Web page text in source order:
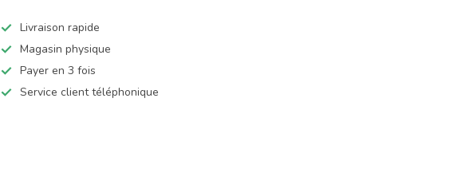
Livraison rapide
Magasin physique
Payer en 3 fois
Service client téléphonique